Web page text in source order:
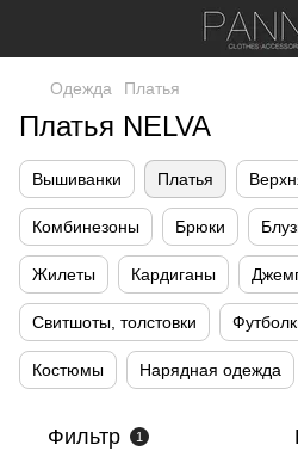
Одежда Платья
Платья NELVA
Вышиванки Платья
Комбинезоны Брюки
Жилеты Кардиганы
Свитшоты, толстовки
Костюмы Нарядная одежда
Фильтр 1